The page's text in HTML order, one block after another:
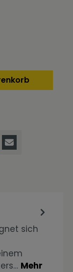
sich
Mehr